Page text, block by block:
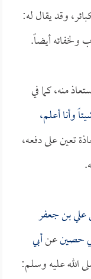
وقد يقال له:
ولخفائه أيضاً.
منه، كما في
وأنا أعلم،
تعين على دفعه،
علي بن جعفر
حصينعنأبي
الله عليه وسلم: